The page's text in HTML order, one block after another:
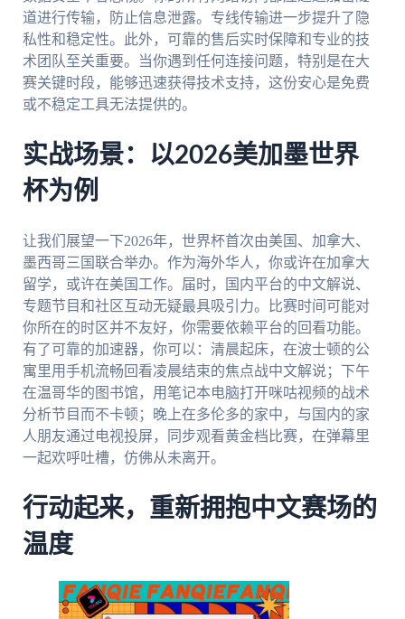
道进行传输，防止信息泄露。专线传输进一步提升了隐
私性和稳定性。此外，可靠的售后实时保障和专业的技
术团队至关重要。当你遇到任何连接问题，特别是在大
赛关键时段，能够迅速获得技术支持，这份安心是免费
或不稳定工具无法提供的。
实战场景：以2026美加墨世界
杯为例
让我们展望一下2026年，世界杯首次由美国、加拿大、
墨西哥三国联合举办。作为海外华人，你或许在加拿大
留学，或许在美国工作。届时，国内平台的中文解说、
专题节目和社区互动无疑最具吸引力。比赛时间可能对
你所在的时区并不友好，你需要依赖平台的回看功能。
有了可靠的加速器，你可以：清晨起床，在波士顿的公
寓里用手机流畅回看凌晨结束的焦点战中文解说；下午
在温哥华的图书馆，用笔记本电脑打开咪咕视频的战术
分析节目而不卡顿；晚上在多伦多的家中，与国内的家
人朋友通过电视投屏，同步观看黄金档比赛，在弹幕里
一起欢呼吐槽，仿佛从未离开。
行动起来，重新拥抱中文赛场的
温度